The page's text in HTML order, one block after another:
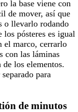
la base viene con
de mover, así que
o llevarlo rodando
los pósteres es igual
el marco, cerrarlo
con las láminas
los elementos.
para
de minutos